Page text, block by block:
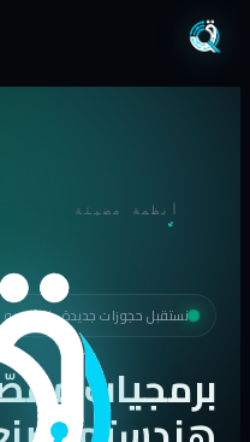
نستقبل حجوزات جديدة ·
برمجيات
أنظمة مضيئة